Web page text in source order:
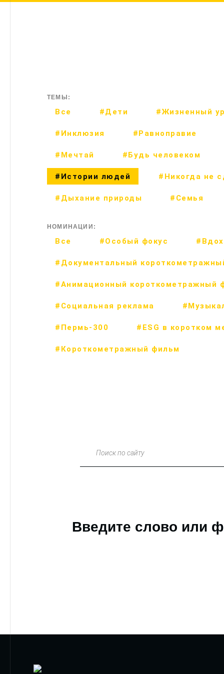
ТЕМЫ:
Все #Дети #Жизненный
#Инклюзия #Равноправие
#Мечтай #Будь человеком
#Истории людей #Никогда не
#Дыхание природы #Семья
НОМИНАЦИИ:
Все #Особый фокус
#Документальный
#Анимационный короткометражный
#Социальная реклама
#Пермь-300 #ESG в коротком
#Короткометражный фильм
Поиск по сайту
Введите слово или